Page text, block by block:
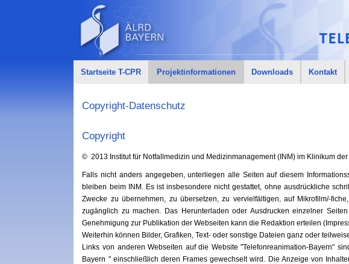
Startseite T-CPR Projektinformationen Downloads Kontakt
Copyright-Datenschutz
Copyright
© 2013 Institut für Notfallmedizin und Medizinmanagement (INM) im Klinikum
Falls nicht anders angegeben, unterliegen alle Seiten auf diesem
bleiben beim INM. Es ist insbesondere nicht gestattet, ohne ausdrückliche
Zwecke zu übernehmen, zu übersetzen, zu vervielfältigen, auf Mikrofilm/-
zugänglich zu machen. Das Herunterladen oder Ausdrucken einzelner
Genehmigung zur Publikation der Webseiten kann die Redaktion erteilen
Weiterhin können Bilder, Grafiken, Text- oder sonstige Dateien ganz oder
Links von anderen Webseiten auf die Website "Telefonreanimation-Bayern"
Bayern " einschließlich deren Frames gewechselt wird. Die Anzeige von